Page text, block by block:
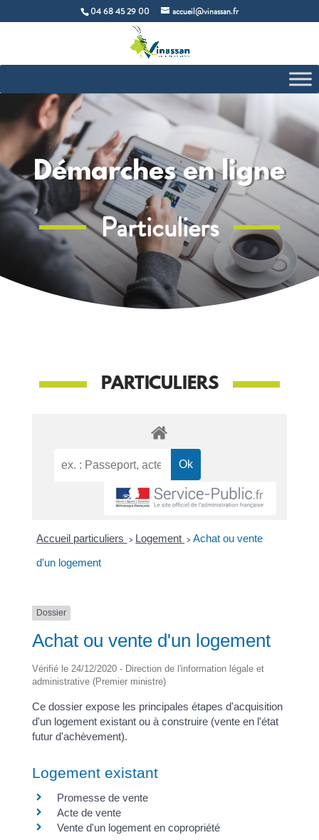
04 68 45 29 00 accueil@vinassan.fr
Démarches en ligne
Particuliers
PARTICULIERS
Accueil particuliers > Logement > Achat ou vente
d'un logement
Dossier
Achat ou vente d'un logement
Vérifié le 24/12/2020 - Direction de l'information légale et
administrative (Premier ministre)
Ce dossier expose les principales étapes d'acquisition
d'un logement existant ou à construire (vente en l'état
futur d'achèvement).
Logement existant
Promesse de vente
Acte de vente
Vente d'un logement en copropriété